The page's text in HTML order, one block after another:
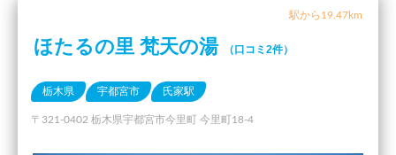
駅から19.47km
ほたるの里 梵天の湯 （口コミ2件）
栃木県 宇都宮市 氏家駅
〒321-0402 栃木県宇都宮市今里町 今里町18-4